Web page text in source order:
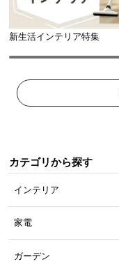
新生活インテリア特集
カテゴリから探す
インテリア
家電
ガーデン